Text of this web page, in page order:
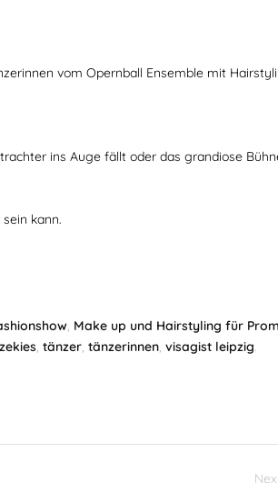
vom Opernball Ensemble mit
ins Auge fällt oder das grandiose
kann.
, Make up und Hairstyling für
, tänzer, tänzerinnen, visagist leipzig.